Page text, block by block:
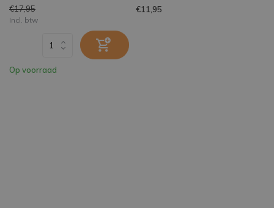
€17,95 €11,95
Incl. btw
Op voorraad